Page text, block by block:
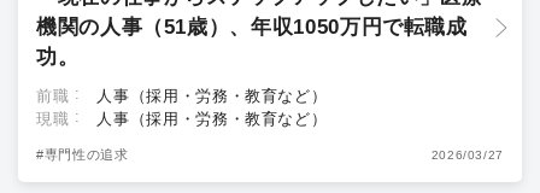
機関の人事（51歳）、年収1050万円で転職成
功。
前職
人事（採用・労務・教育など）
現職
人事（採用・労務・教育など）
#専門性の追求 2026/03/27